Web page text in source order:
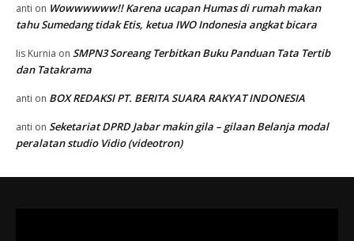
anti on Wowwwwww!! Karena ucapan Humas di rumah makan
tahu Sumedang tidak Etis, ketua IWO Indonesia angkat bicara
Iis Kurnia on SMPN3 Soreang Terbitkan Buku Panduan Tata Tertib
dan Tatakrama
anti on BOX REDAKSI PT. BERITA SUARA RAKYAT INDONESIA
anti on Seketariat DPRD Jabar makin gila – gilaan Belanja modal
peralatan studio Vidio (videotron)